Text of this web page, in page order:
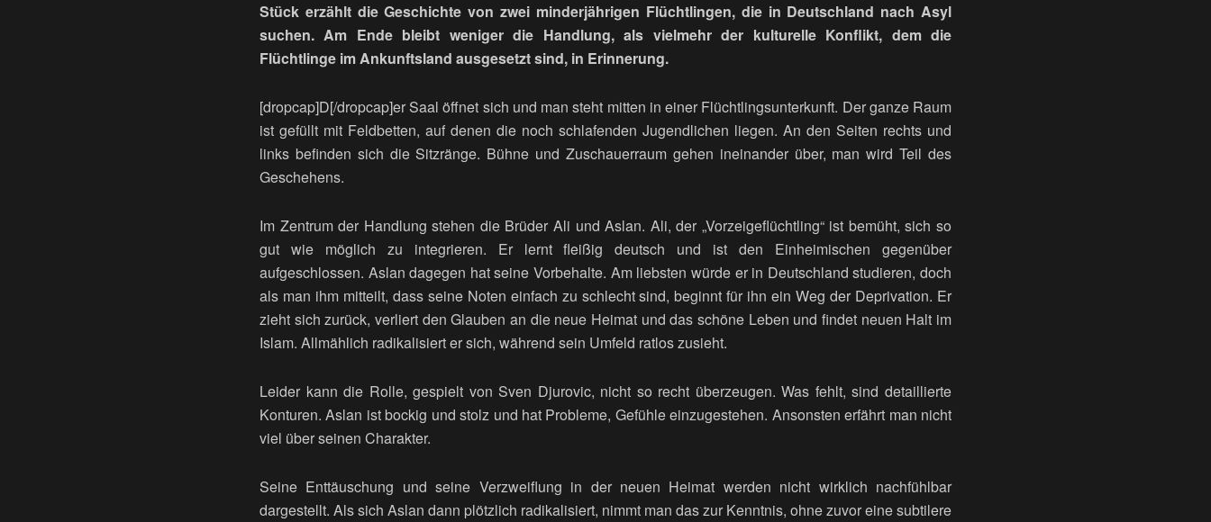
Stück erzählt die Geschichte von zwei minderjährigen Flüchtlingen, die in Deutschland nach Asyl
suchen. Am Ende bleibt weniger die Handlung, als vielmehr der kulturelle Konflikt, dem die
Flüchtlinge im Ankunftsland ausgesetzt sind, in Erinnerung.
[dropcap]D[/dropcap]er Saal öffnet sich und man steht mitten in einer Flüchtlingsunterkunft. Der ganze Raum
ist gefüllt mit Feldbetten, auf denen die noch schlafenden Jugendlichen liegen. An den Seiten rechts und
links befinden sich die Sitzränge. Bühne und Zuschauerraum gehen ineinander über, man wird Teil des
Geschehens.
Im Zentrum der Handlung stehen die Brüder Ali und Aslan. Ali, der „Vorzeigeflüchtling“ ist bemüht, sich so
gut wie möglich zu integrieren. Er lernt fleißig deutsch und ist den Einheimischen gegenüber
aufgeschlossen. Aslan dagegen hat seine Vorbehalte. Am liebsten würde er in Deutschland studieren, doch
als man ihm mitteilt, dass seine Noten einfach zu schlecht sind, beginnt für ihn ein Weg der Deprivation. Er
zieht sich zurück, verliert den Glauben an die neue Heimat und das schöne Leben und findet neuen Halt im
Islam. Allmählich radikalisiert er sich, während sein Umfeld ratlos zusieht.
Leider kann die Rolle, gespielt von Sven Djurovic, nicht so recht überzeugen. Was fehlt, sind detaillierte
Konturen. Aslan ist bockig und stolz und hat Probleme, Gefühle einzugestehen. Ansonsten erfährt man nicht
viel über seinen Charakter.
Seine Enttäuschung und seine Verzweiflung in der neuen Heimat werden nicht wirklich nachfühlbar
dargestellt. Als sich Aslan dann plötzlich radikalisiert, nimmt man das zur Kenntnis, ohne zuvor eine subtilere